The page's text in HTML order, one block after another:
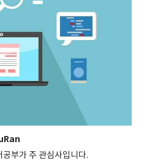
공부가 주 관심사입니다.